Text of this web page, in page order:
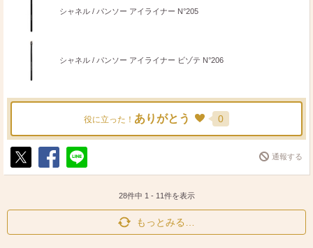
シャネル / パンソー アイライナー N°205
シャネル / パンソー アイライナー ビゾテ N°206
役に立った！ ありがとう 0
ポ
シ
送
通報する
28件中 1 - 11件を表示
もっとみる…